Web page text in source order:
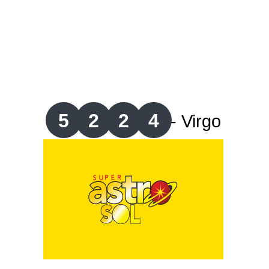
Lotería del Quindio
Lotería de Risaralda
Lotería de Medellín
Lotería de Santander
5 2 2 4 - Virgo